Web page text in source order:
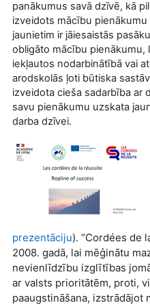
panākumus savā dzīvē, kā
izveidots mācību
jaunietim ir jāiesaistās
obligāto mācību pienākumu,
iekļautos nodarbinātībā vai
arodskolās ļoti būtiska
izveidota cieša sadarbība ar
savu pienākumu uzskata
darba dzīvei.
prezentāciju). “Cordées de
2008. gadā, lai mēģinātu
nevienlīdzību izglītības
ar valsts prioritātēm, proti,
paaugstināšana, izstrādājot